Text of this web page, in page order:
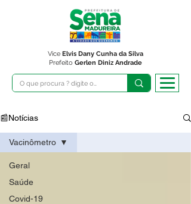
Prefeito Gerlen Diniz Andrade
Vice Elvis Dany Cunha da Silva
📰Notícias
Geral
Saúde
Covid-19
Vacinômetro